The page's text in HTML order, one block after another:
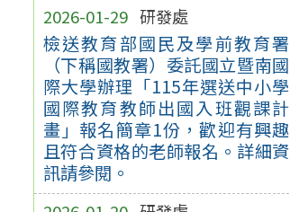
2026-01-29 研發處
檢送教育部國民及學前教育署
（下稱國教署）委託國立暨南國
際大學辦理「115年選送中小學
國際教育教師出國入班觀課計
畫」報名簡章1份，歡迎有興趣
且符合資格的老師報名。詳細資
訊請參閱。